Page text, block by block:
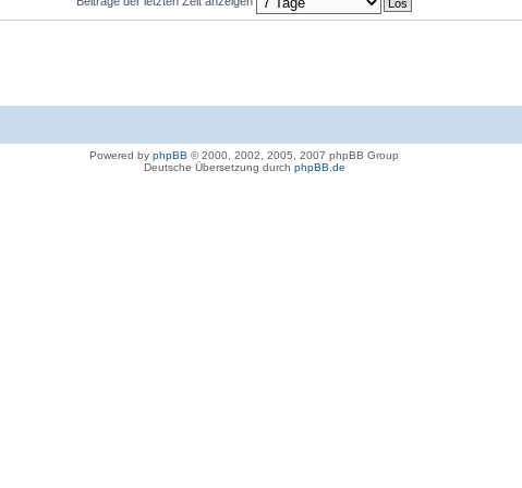
Powered by phpBB © 2000, 2002, 2005, 2007 phpBB Group
Deutsche Übersetzung durch phpBB.de